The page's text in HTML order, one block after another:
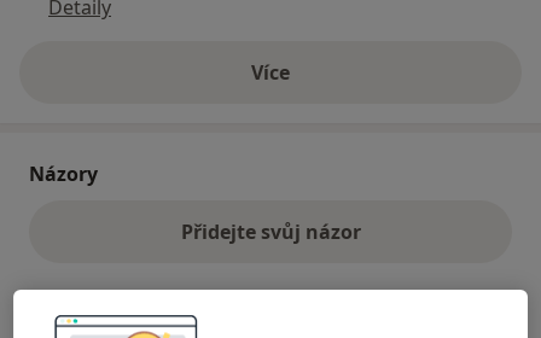
Detaily
Víceo adrese
Názory
Přidejte svůj názor